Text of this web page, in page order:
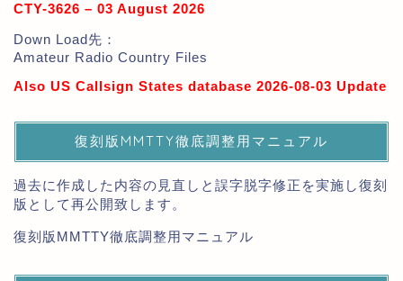
CTY-3626 – 03 August 2026
Down Load先：
Amateur Radio Country Files
Also US Callsign States database 2026-08-03 Update
復刻版MMTTY徹底調整用マニュアル
過去に作成した内容の見直しと誤字脱字修正を実施し復刻
版として再公開致します。
復刻版MMTTY徹底調整用マニュアル